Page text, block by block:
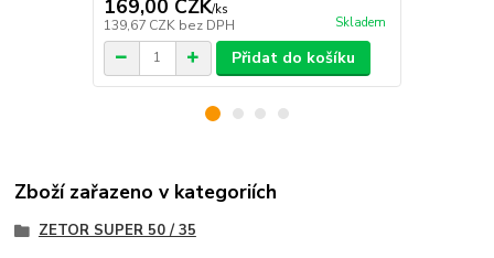
169,00 CZK/ks
139,67 CZK bez DPH Skladem
Přidat do košíku
Zboží zařazeno v kategoriích
ZETOR SUPER 50 / 35